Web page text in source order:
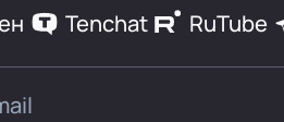
Tenchat RuTube